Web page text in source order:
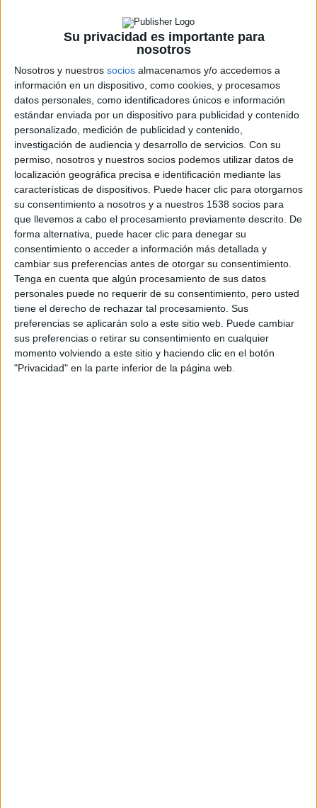
Su privacidad es importante para
nosotros
Nosotros y nuestros socios almacenamos y/o accedemos a
información en un dispositivo, como cookies, y procesamos
datos personales, como identificadores únicos e información
estándar enviada por un dispositivo para publicidad y contenido
personalizado, medición de publicidad y contenido,
investigación de audiencia y desarrollo de servicios. Con su
permiso, nosotros y nuestros socios podemos utilizar datos de
localización geográfica precisa e identificación mediante las
características de dispositivos. Puede hacer clic para otorgarnos
su consentimiento a nosotros y a nuestros 1538 socios para
que llevemos a cabo el procesamiento previamente descrito. De
forma alternativa, puede hacer clic para denegar su
consentimiento o acceder a información más detallada y
cambiar sus preferencias antes de otorgar su consentimiento.
Tenga en cuenta que algún procesamiento de sus datos
personales puede no requerir de su consentimiento, pero usted
tiene el derecho de rechazar tal procesamiento. Sus
preferencias se aplicarán solo a este sitio web. Puede cambiar
sus preferencias o retirar su consentimiento en cualquier
momento volviendo a este sitio y haciendo clic en el botón
"Privacidad" en la parte inferior de la página web.
EL pasado lunes 8 de febrero comenzó el rodaje de la
nueva película deÁlex de la Iglesia,El bar, la cual cuenta
con guion del propio director yJorge Guerricaechevarría,
y en el reparto nos encontramos a Blanca Suárez, Mario
Casas, Secun de la Rosa, Jaime Ordóñez, Carmen Machi,
Terele Pávez, Joaquín Climent, Alejandro Awada, Jordi
Aguilar, Diego BraguinskyyMamen García .
La verdad es que la sinopsis oficial que nos han facilitado
no deja de ser bastante curiosa, dejándonos con la intriga
de saber qué se esconderá tras las puertas de este bar:
Nueve de la mañana, cuando un grupo de personas
absolutamente heterogéneo desayuna en un café en el
centro de Madrid. Uno de ellos tiene prisa: Al salir por la
puerta, recibe un disparo en la cabeza. Nadie se atreve a
socorrerle. Están atrapados…